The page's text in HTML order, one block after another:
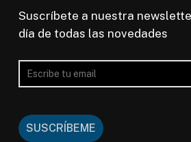
Suscríbete a nuestra
día de todas las novedades
SUSCRÍBEME